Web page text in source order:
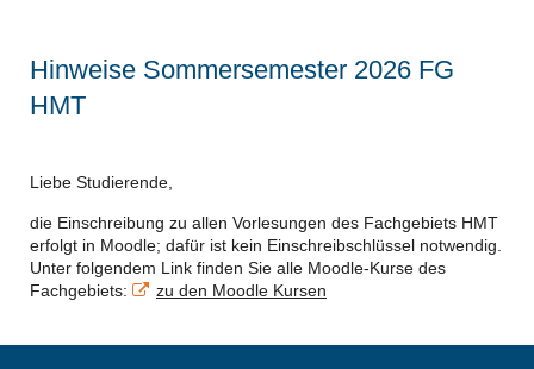
Hinweise Sommersemester 2026 FG
HMT
Liebe Studierende,
die Einschreibung zu allen Vorlesungen des Fachgebiets HMT
erfolgt in Moodle; dafür ist kein Einschreibschlüssel notwendig.
Unter folgendem Link finden Sie alle Moodle-Kurse des
Fachgebiets:
zu den Moodle Kursen